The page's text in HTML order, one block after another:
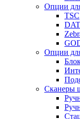
Опции
TSC
Опции
Сканеры